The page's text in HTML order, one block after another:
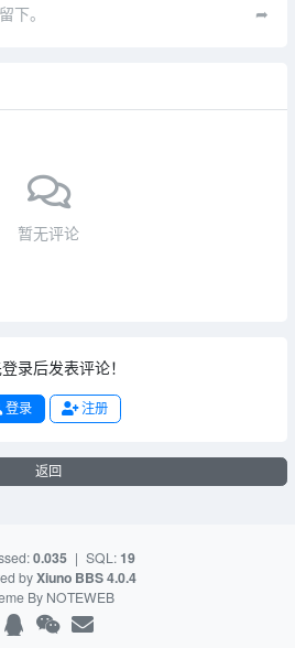
下。 ➦
暂无评论
录后发表评论！
登录 注册
返回
0.035 | SQL:19
byXiuno BBS4.0.4
By NOTEWEB